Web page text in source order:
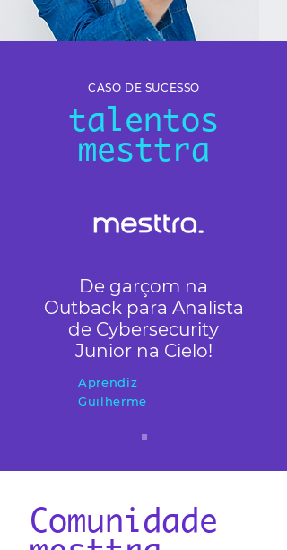
CASO DE SUCESSO
talentos
mesttra
De garçom na
Outback para Analista
de Cybersecurity
Junior na Cielo!
Aprendiz
Guilherme
Comunidade